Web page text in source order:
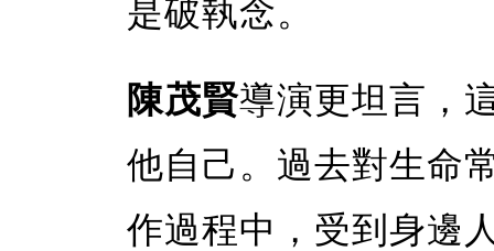
是破執念。
陳茂賢導演更坦言，
他自己。過去對生命
作過程中，受到身邊